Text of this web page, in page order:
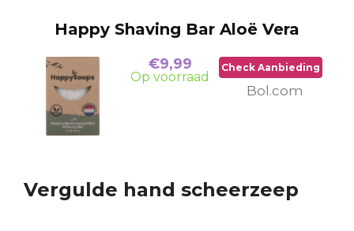
Happy Shaving Bar Aloë Vera
€9,99
Op voorraad
Check Aanbieding
Bol.com
Vergulde hand scheerzeep